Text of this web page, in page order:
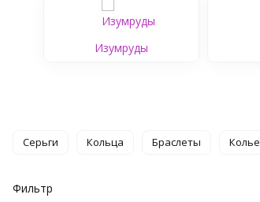
Изумруды
Серьги Кольца Браслеты Колье
Фильтр